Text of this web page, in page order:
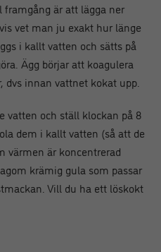
är att lägga ner
vet man ju exakt hur länge
i kallt vatten och sätts på
Ägg börjar att koagulera
dvs innan vattnet kokat upp.
vatten och ställ klockan på 8
dem i kallt vatten (så att de
värmen är koncentrerad
krämig gula som passar
Vill du ha ett löskokt